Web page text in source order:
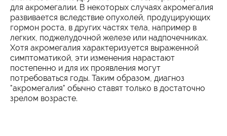
для акромегалии. В некоторых случаях акромегалия
развивается вследствие опухолей, продуцирующих
гормон роста, в других частях тела, например в
легких, поджелудочной железе или надпочечниках.
Хотя акромегалия характеризуется выраженной
симптоматикой, эти изменения нарастают
постепенно и для их проявления могут
потребоваться годы. Таким образом, диагноз
"акромегалия" обычно ставят только в достаточно
зрелом возрасте.